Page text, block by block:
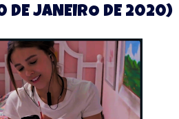
DE JANEIRO DE 2020)